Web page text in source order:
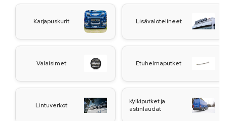
Karjapuskurit Lisävalotelineet
Valaisimet Etuhelmaputket
Lintuverkot
Kylkiputket ja
astinlaudat